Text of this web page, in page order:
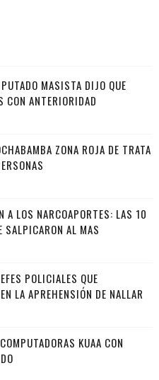
MASISTA DIJO QUE
CON ANTERIORIDAD
ZONA ROJA DE TRATA
A LOS NARCOAPORTES: LAS 10
SALPICARON AL MAS
POLICIALES QUE
LA APREHENSIÓN DE NALLAR
KUAA CON